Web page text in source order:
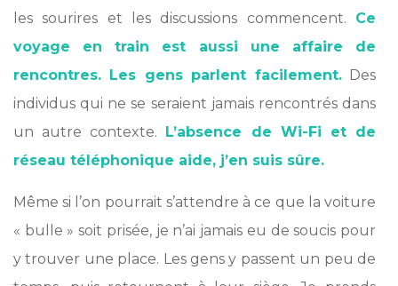
les sourires et les discussions commencent. Ce
voyage en train est aussi une affaire de
rencontres. Les gens parlent facilement.Des
individus qui ne se seraient jamais rencontrés dans
un autre contexte. L’absence de Wi-Fi et de
réseau téléphonique aide, j’en suis sûre.
Même si l’on pourrait s’attendre à ce que la voiture
« bulle » soit prisée, je n’ai jamais eu de soucis pour
y trouver une place. Les gens y passent un peu de